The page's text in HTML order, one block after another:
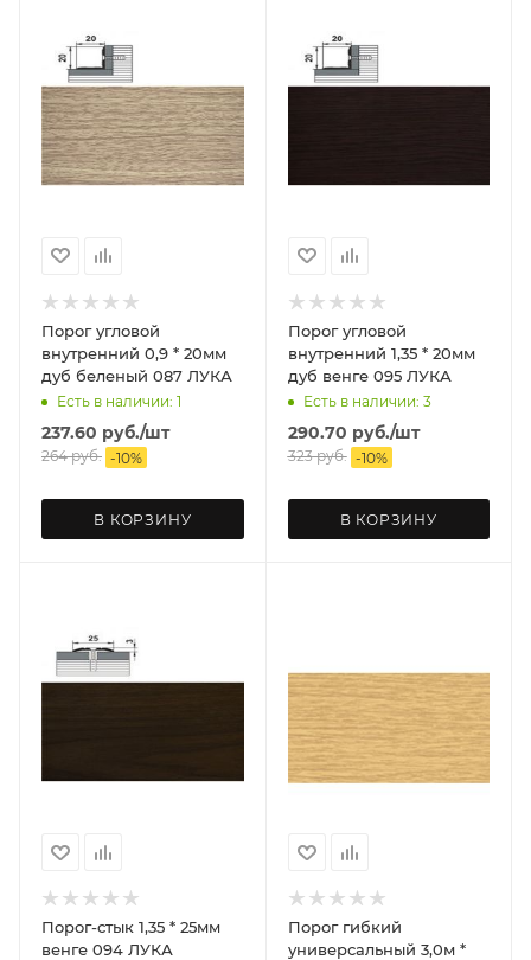
Порог угловой
внутренний 0,9 * 20мм
дуб беленый 087 ЛУКА
Есть в наличии: 1
237.60 руб./шт
264руб. -10%
В КОРЗИНУ
Порог угловой
внутренний 1,35 * 20мм
дуб венге 095 ЛУКА
Есть в наличии: 3
290.70 руб./шт
323руб. -10%
В КОРЗИНУ
Порог-стык 1,35 * 25мм
венге 094 ЛУКА
Порог гибкий
универсальный 3,0м *